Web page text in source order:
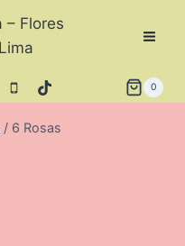
0
/ 6 Rosas